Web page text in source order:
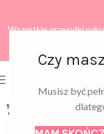
Czy
Musisz być
Wszystkie przesyłki
SOLD
OUT